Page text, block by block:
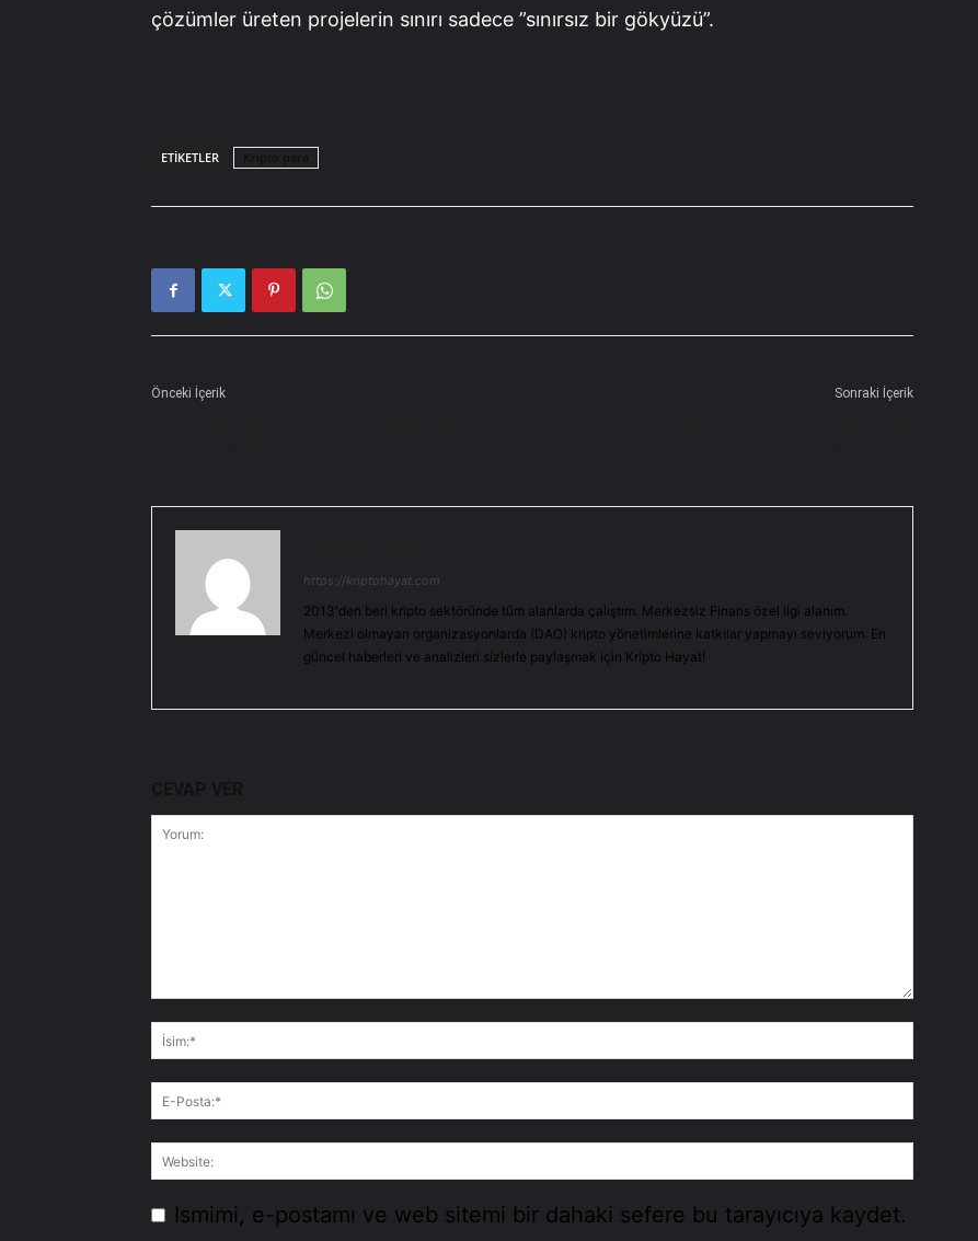
çözümler üreten projelerin sınırı sadece ”sınırsız bir gökyüzü”.
ETIKETLER
Önceki İçerik Sonraki İçerik
https://kriptohayat.com
2013'den beri kripto sektöründe tüm alanlarda çalıştım. Merkezsiz Finans özel ilgi alanım.
Merkezi olmayan organizasyonlarda (DAO) kripto yönetimlerine katkılar yapmayı seviyorum. En
güncel haberleri ve analizleri sizlerle paylaşmak için Kripto Hayat!
Ismimi, e-postamı ve web sitemi bir dahaki sefere bu tarayıcıya kaydet.